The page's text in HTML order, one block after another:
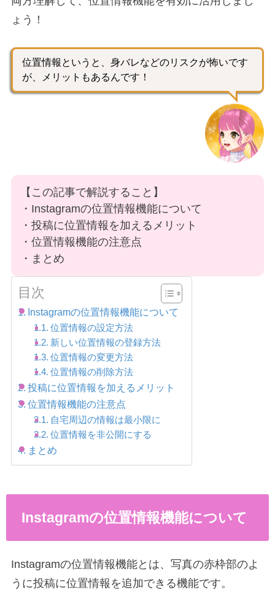
ょう！
位置情報というと、身バレなどのリスクが怖いです
が、メリットもあるんです！
【この記事で解説すること】
・Instagramの位置情報機能について
・投稿に位置情報を加えるメリット
・位置情報機能の注意点
・まとめ
目次
Instagramの位置情報機能について
位置情報の設定方法
新しい位置情報の登録方法
位置情報の変更方法
位置情報の削除方法
投稿に位置情報を加えるメリット
位置情報機能の注意点
自宅周辺の情報は最小限に
位置情報を非公開にする
まとめ
Instagramの位置情報機能について
Instagramの位置情報機能とは、写真の赤枠部のよ
うに投稿に位置情報を追加できる機能です。